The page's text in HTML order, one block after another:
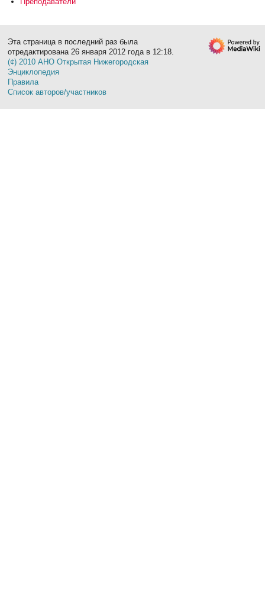
Эта страница в последний раз была
отредактирована 26 января 2012 года в 12:18.
(¢) 2010 АНО Открытая Нижегородская
Энциклопедия
Правила
Список авторов/участников